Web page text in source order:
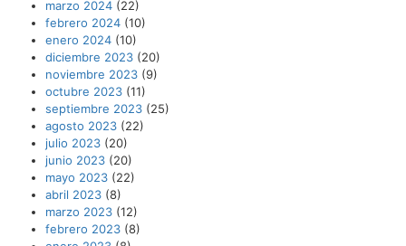
marzo 2024 (22)
febrero 2024 (10)
enero 2024 (10)
diciembre 2023 (20)
noviembre 2023 (9)
octubre 2023 (11)
septiembre 2023 (25)
agosto 2023 (22)
julio 2023 (20)
junio 2023 (20)
mayo 2023 (22)
abril 2023 (8)
marzo 2023 (12)
febrero 2023 (8)